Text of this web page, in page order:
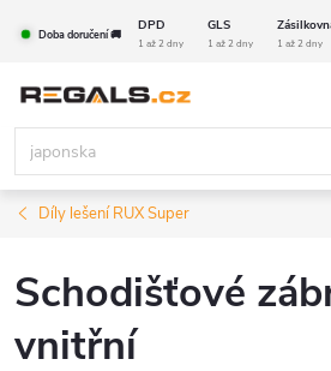
Doba doručení 🚚
DPD GLS
1 až 2 dny 1 až 2 dny 1 až 2 dny
Díly lešení RUX Super
Schodišťové
vnitřní